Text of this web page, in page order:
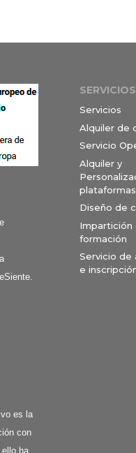
es la
con
ha
SERVICIOS
Servicios
Alquiler de
Servicio
Alquiler y
plataformas
Diseño de
Impartición
formación
Servicio de
e